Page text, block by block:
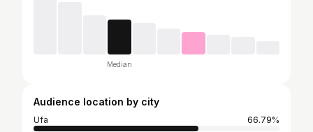
Median
Audience location by city
Ufa
66.79%